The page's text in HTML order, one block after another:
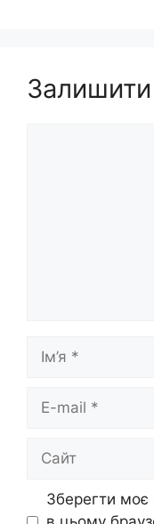
Ім’я
Сайт
Зберегти моє